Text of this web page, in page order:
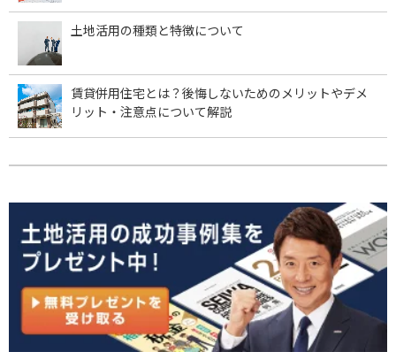
土地活用の種類と特徴について
賃貸併用住宅とは？後悔しないためのメリットやデメ
リット・注意点について解説